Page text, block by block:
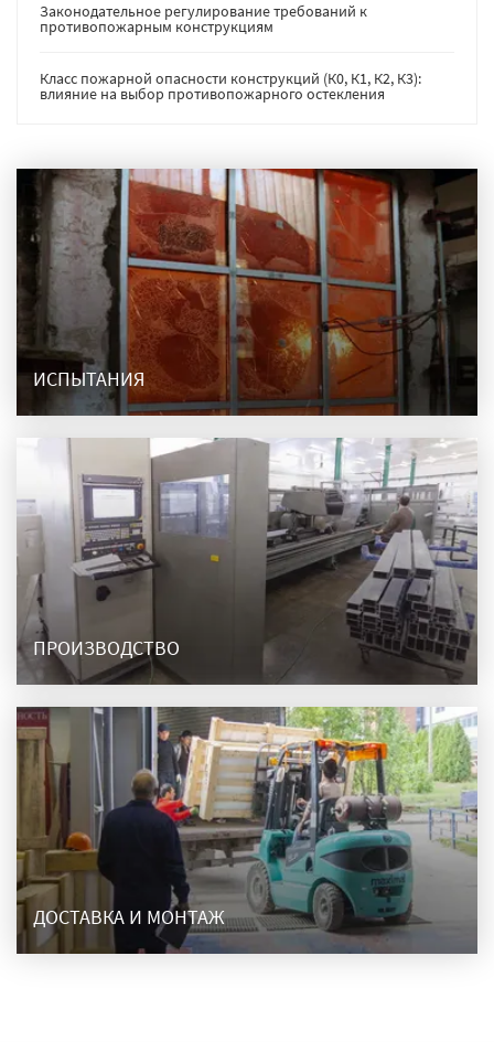
Законодательное регулирование требований к
противопожарным конструкциям
Класс пожарной опасности конструкций (К0, К1, К2, К3):
влияние на выбор противопожарного остекления
ИСПЫТАНИЯ
ПРОИЗВОДСТВО
ДОСТАВКА И МОНТАЖ